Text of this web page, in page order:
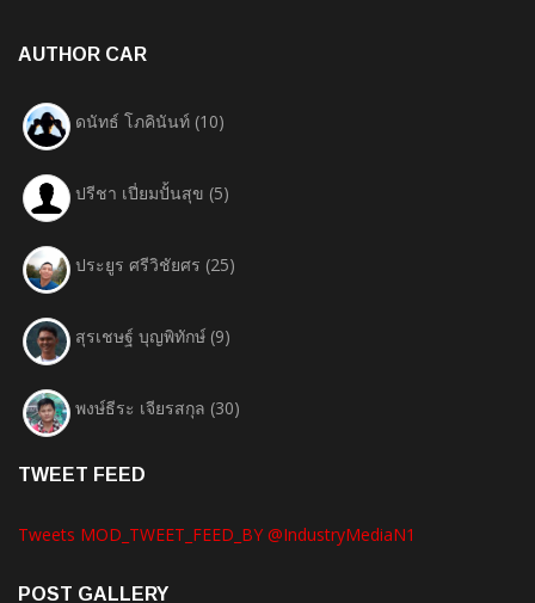
AUTHOR CAR
ดนัทธ์ โภคินันท์ (10)
ปรีชา เปี่ยมปั้นสุข (5)
ประยูร ศรีวิชัยศร (25)
สุรเชษฐ์ บุญพิทักษ์ (9)
พงษ์ธีระ เจียรสกุล (30)
TWEET FEED
Tweets MOD_TWEET_FEED_BY @IndustryMediaN1
POST GALLERY